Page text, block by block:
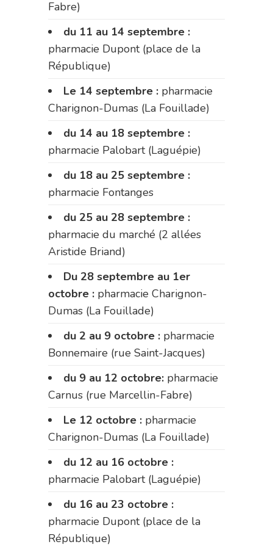
Fabre)
du 11 au 14 septembre :
pharmacie Dupont (place de la
République)
Le 14 septembre : pharmacie
Charignon-Dumas (La Fouillade)
du 14 au 18 septembre :
pharmacie Palobart (Laguépie)
du 18 au 25 septembre :
pharmacie Fontanges
du 25 au 28 septembre :
pharmacie du marché (2 allées
Aristide Briand)
Du 28 septembre au 1er
octobre : pharmacie Charignon-
Dumas (La Fouillade)
du 2 au 9 octobre : pharmacie
Bonnemaire (rue Saint-Jacques)
du 9 au 12 octobre: pharmacie
Carnus (rue Marcellin-Fabre)
Le 12 octobre : pharmacie
Charignon-Dumas (La Fouillade)
du 12 au 16 octobre :
pharmacie Palobart (Laguépie)
du 16 au 23 octobre :
pharmacie Dupont (place de la
République)